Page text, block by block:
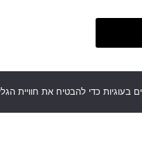
בעוגיות כדי להבטיח את חוויית